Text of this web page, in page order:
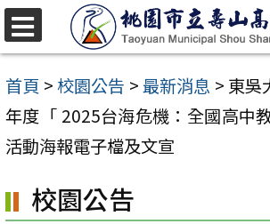
跳
至
主
要
內
區
首頁 >校園公告 >最新消息 > 東吳
年度「 2025台海危機：全國高中
活動海報電子檔及文宣
校園公告
選
單